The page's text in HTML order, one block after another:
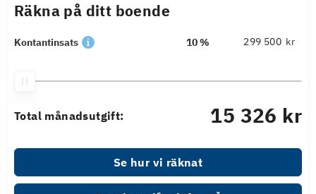
Räkna på ditt boende
Kontantinsats 10 % kr
Total månadsutgift: 15 326 kr
Se hur vi räknat